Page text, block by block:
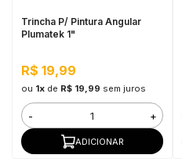
Trincha P/ Pintura Angular
Plumatek 1"
R$ 19,99
ou 1xde R$ 19,99 sem juros
- +
ADICIONAR